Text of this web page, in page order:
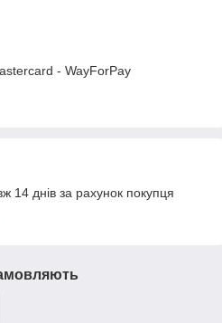
- WayForPay
14 днів за рахунок покупця